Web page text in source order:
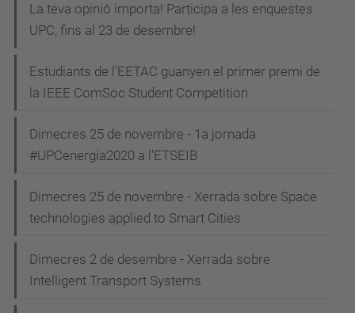
La teva opinió importa! Participa a les enquestes
UPC, fins al 23 de desembre!
Estudiants de l'EETAC guanyen el primer premi de
la IEEE ComSoc Student Competition
Dimecres 25 de novembre - 1a jornada
#UPCenergia2020 a l'ETSEIB
Dimecres 25 de novembre - Xerrada sobre Space
technologies applied to Smart Cities
Dimecres 2 de desembre - Xerrada sobre
Intelligent Transport Systems